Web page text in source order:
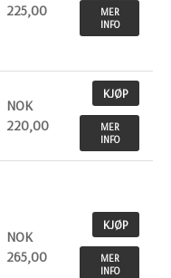
225,00
MER
INFO
NOK
220,00
KJØP
MER
INFO
NOK
265,00
KJØP
MER
INFO